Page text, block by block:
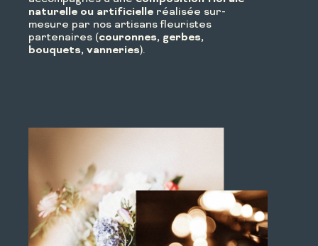
naturelle ou artificielle réalisée sur-
mesure par nos artisans fleuristes
partenaires (couronnes, gerbes,
bouquets, vanneries).